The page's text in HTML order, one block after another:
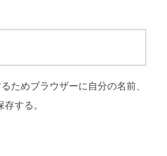
ためブラウザーに自分の名前、
する。